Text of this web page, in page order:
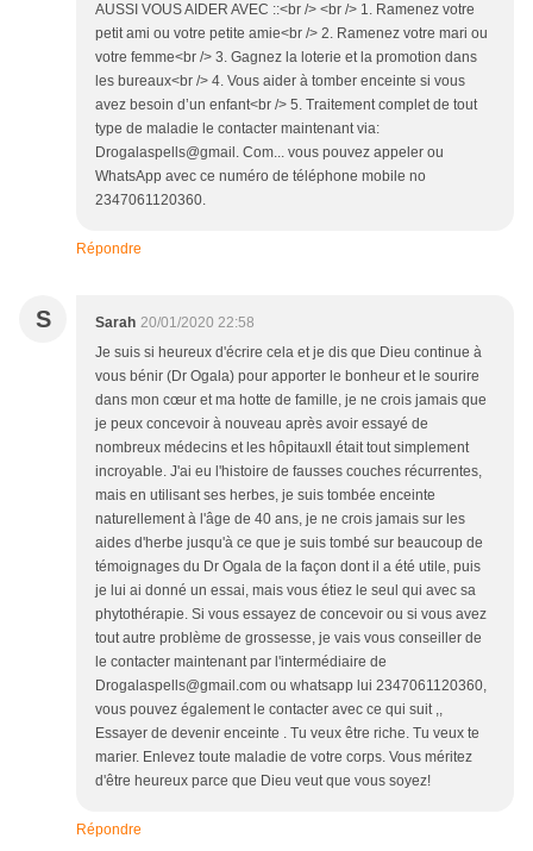
AUSSI VOUS AIDER AVEC ::<br /> <br /> 1. Ramenez votre
petit ami ou votre petite amie<br /> 2. Ramenez votre mari ou
votre femme<br /> 3. Gagnez la loterie et la promotion dans
les bureaux<br /> 4. Vous aider à tomber enceinte si vous
avez besoin d’un enfant<br /> 5. Traitement complet de tout
type de maladie le contacter maintenant via:
Drogalaspells@gmail. Com... vous pouvez appeler ou
WhatsApp avec ce numéro de téléphone mobile no
2347061120360.
Répondre
S Sarah 20/01/2020 22:58
Je suis si heureux d'écrire cela et je dis que Dieu continue à
vous bénir (Dr Ogala) pour apporter le bonheur et le sourire
dans mon cœur et ma hotte de famille, je ne crois jamais que
je peux concevoir à nouveau après avoir essayé de
nombreux médecins et les hôpitauxIl était tout simplement
incroyable. J'ai eu l'histoire de fausses couches récurrentes,
mais en utilisant ses herbes, je suis tombée enceinte
naturellement à l'âge de 40 ans, je ne crois jamais sur les
aides d'herbe jusqu'à ce que je suis tombé sur beaucoup de
témoignages du Dr Ogala de la façon dont il a été utile, puis
je lui ai donné un essai, mais vous étiez le seul qui avec sa
phytothérapie. Si vous essayez de concevoir ou si vous avez
tout autre problème de grossesse, je vais vous conseiller de
le contacter maintenant par l'intermédiaire de
Drogalaspells@gmail.com ou whatsapp lui 2347061120360,
vous pouvez également le contacter avec ce qui suit ,,
Essayer de devenir enceinte . Tu veux être riche. Tu veux te
marier. Enlevez toute maladie de votre corps. Vous méritez
d'être heureux parce que Dieu veut que vous soyez!
Répondre